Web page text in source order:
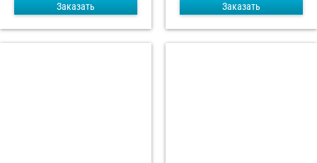
Заказать Заказать